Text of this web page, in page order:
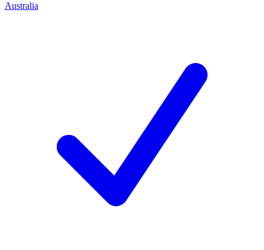
Australia